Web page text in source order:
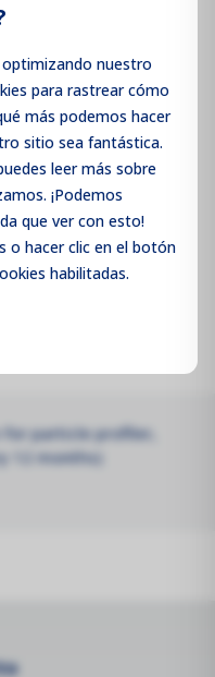
nuestro
para rastrear cómo
más podemos hacer
sitio sea fantástica.
leer más sobre
¡Podemos
que ver con esto!
o hacer clic en el botón
habilitadas.CALR5
for particle profiler,
12 months)